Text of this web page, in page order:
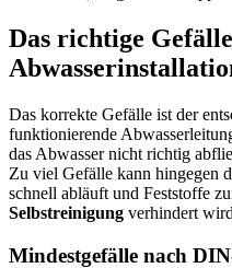
Das richtige
Das korrekte Gefälle ist der
funktionierende
das Abwasser nicht richtig
Zu viel Gefälle kann hingegen
schnell abläuft und Feststoffe
Selbstreinigung verhindert
Mindestgefälle nach